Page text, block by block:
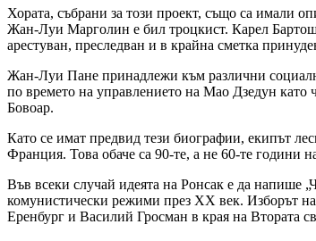
Хората, събрани за този проект, също са имали
Жан-Луи Марголин е бил троцкист. Карел
арестуван, преследван и в крайна сметка
Жан-Луи Пане принадлежи към различни
по времето на управлението на Мао Дзедун като
Бовоар.
Като се имат предвид тези биографии, екипът
Франция. Това обаче са 90-те, а не 60-те години
Във всеки случай идеята на Ронсак е да напише
комунистически режими през ХХ век. Изборът на
Еренбург и Василий Гросман в края на Втората